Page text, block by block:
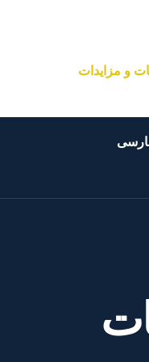
و مزایدات